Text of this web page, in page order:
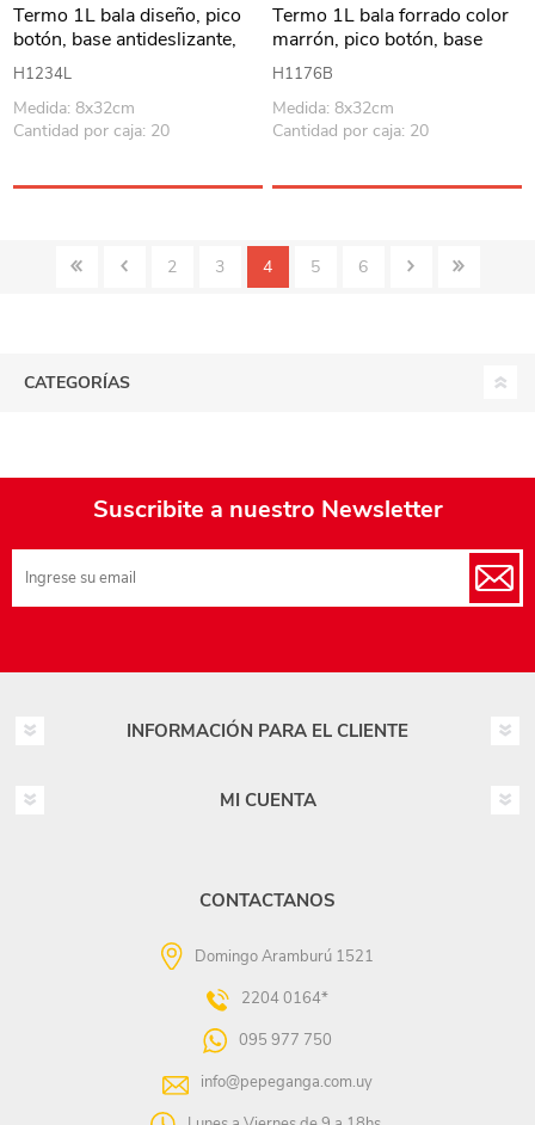
Termo 1L bala diseño, pico
botón, base antideslizante,
Berlina
H1234L
Medida: 8x32cm
Cantidad por caja: 20
Termo 1L bala forrado color
marrón, pico botón, base
antideslizante, Berlina
H1176B
Medida: 8x32cm
Cantidad por caja: 20
2 3 4 5 6
CATEGORÍAS
Suscribite a nuestro Newsletter
INFORMACIÓN PARA EL CLIENTE
MI CUENTA
CONTACTANOS
Domingo Aramburú 1521
2204 0164*
095 977 750
info@pepeganga.com.uy